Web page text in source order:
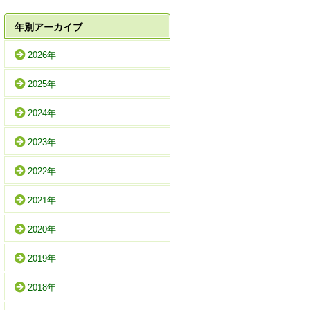
年別アーカイブ
2026年
2025年
2024年
2023年
2022年
2021年
2020年
2019年
2018年